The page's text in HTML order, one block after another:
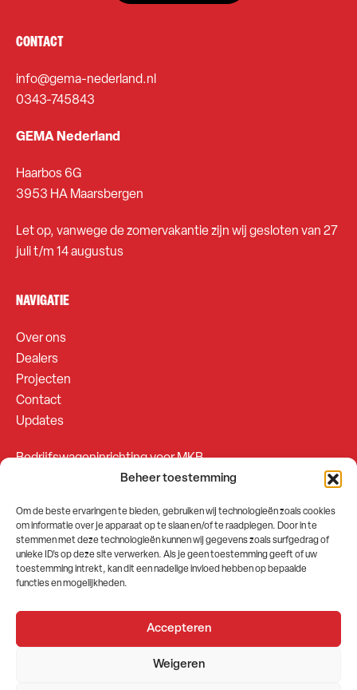
Beheer toestemming
Om de beste ervaringen te bieden, gebruiken wij technologieën zoals cookies
om informatie over je apparaat op te slaan en/of te raadplegen. Door in te
stemmen met deze technologieën kunnen wij gegevens zoals surfgedrag of
unieke ID's op deze site verwerken. Als je geen toestemming geeft of uw
toestemming intrekt, kan dit een nadelige invloed hebben op bepaalde
functies en mogelijkheden.
Accepteren
Weigeren
CONTACT
info@gema-nederland.nl
0343-745843
GEMA Nederland
Haarbos 6G
3953 HA Maarsbergen
Let op, vanwege de zomervakantie zijn wij gesloten van 27
juli t/m 14 augustus
NAVIGATIE
Over ons
Dealers
Projecten
Contact
Updates
Bedrijfswageninrichting voor MKB
Bedrijfswageninrichting voor Fleetsales
SOCIALS